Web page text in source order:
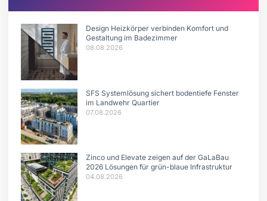
Design Heizkörper verbinden Komfort und
Gestaltung im Badezimmer
08.08.2026
SFS Systemlösung sichert bodentiefe Fenster
im Landwehr Quartier
07.08.2026
Zinco und Elevate zeigen auf der GaLaBau
2026 Lösungen für grün-blaue Infrastruktur
04.08.2026